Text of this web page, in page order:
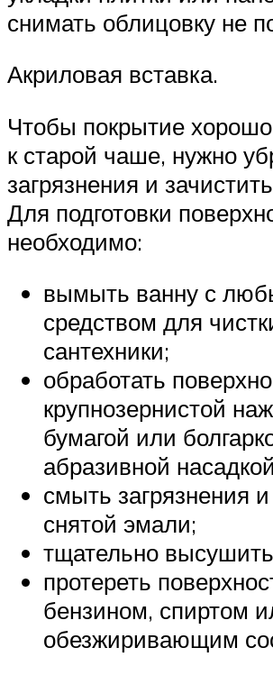
снимать облицовку не
Акриловая вставка.
Чтобы покрытие
к старой чаше, нужно
загрязнения и
Для подготовки
необходимо:
вымыть ванну с
средством для
сантехники;
обработать
крупнозернистой
бумагой или
абразивной
смыть загрязнения
снятой эмали;
тщательно
протереть
бензином, спиртом
обезжиривающим